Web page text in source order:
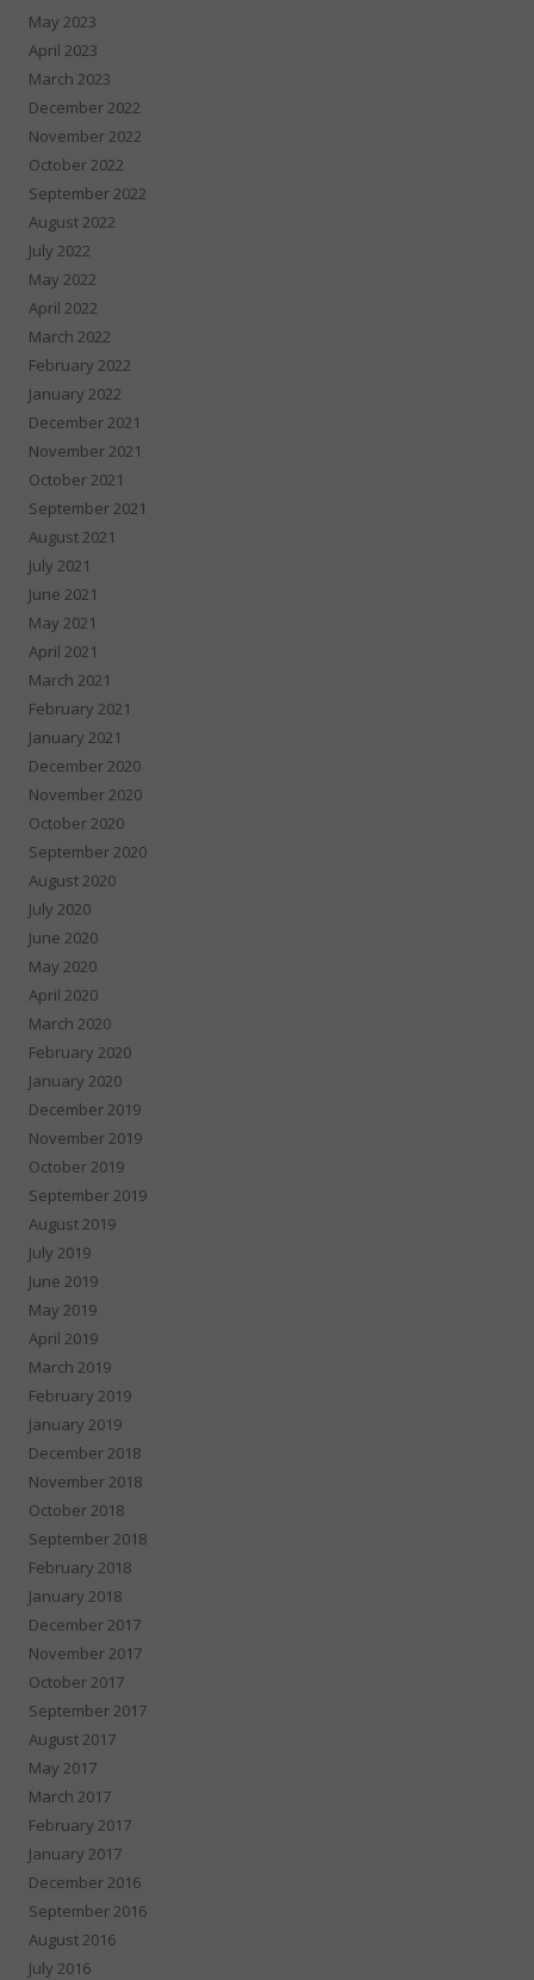
May 2023
April 2023
March 2023
December 2022
November 2022
October 2022
September 2022
August 2022
July 2022
May 2022
April 2022
March 2022
February 2022
January 2022
December 2021
November 2021
October 2021
September 2021
August 2021
July 2021
June 2021
May 2021
April 2021
March 2021
February 2021
January 2021
December 2020
November 2020
October 2020
September 2020
August 2020
July 2020
June 2020
May 2020
April 2020
March 2020
February 2020
January 2020
December 2019
November 2019
October 2019
September 2019
August 2019
July 2019
June 2019
May 2019
April 2019
March 2019
February 2019
January 2019
December 2018
November 2018
October 2018
September 2018
February 2018
January 2018
December 2017
November 2017
October 2017
September 2017
August 2017
May 2017
March 2017
February 2017
January 2017
December 2016
September 2016
August 2016
July 2016